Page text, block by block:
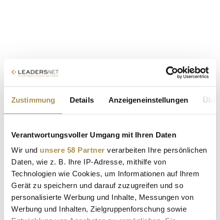
Zustimmung Details Anzeigeneinstellungen
Verantwortungsvoller Umgang mit Ihren Daten
Wir und unsere 58 Partner verarbeiten Ihre persönlichen
Daten, wie z. B. Ihre IP-Adresse, mithilfe von
Technologien wie Cookies, um Informationen auf Ihrem
Gerät zu speichern und darauf zuzugreifen und so
personalisierte Werbung und Inhalte, Messungen von
Werbung und Inhalten, Zielgruppenforschung sowie
Sollten Sie das Video nicht abspielen können, klicken Sie bittehier!